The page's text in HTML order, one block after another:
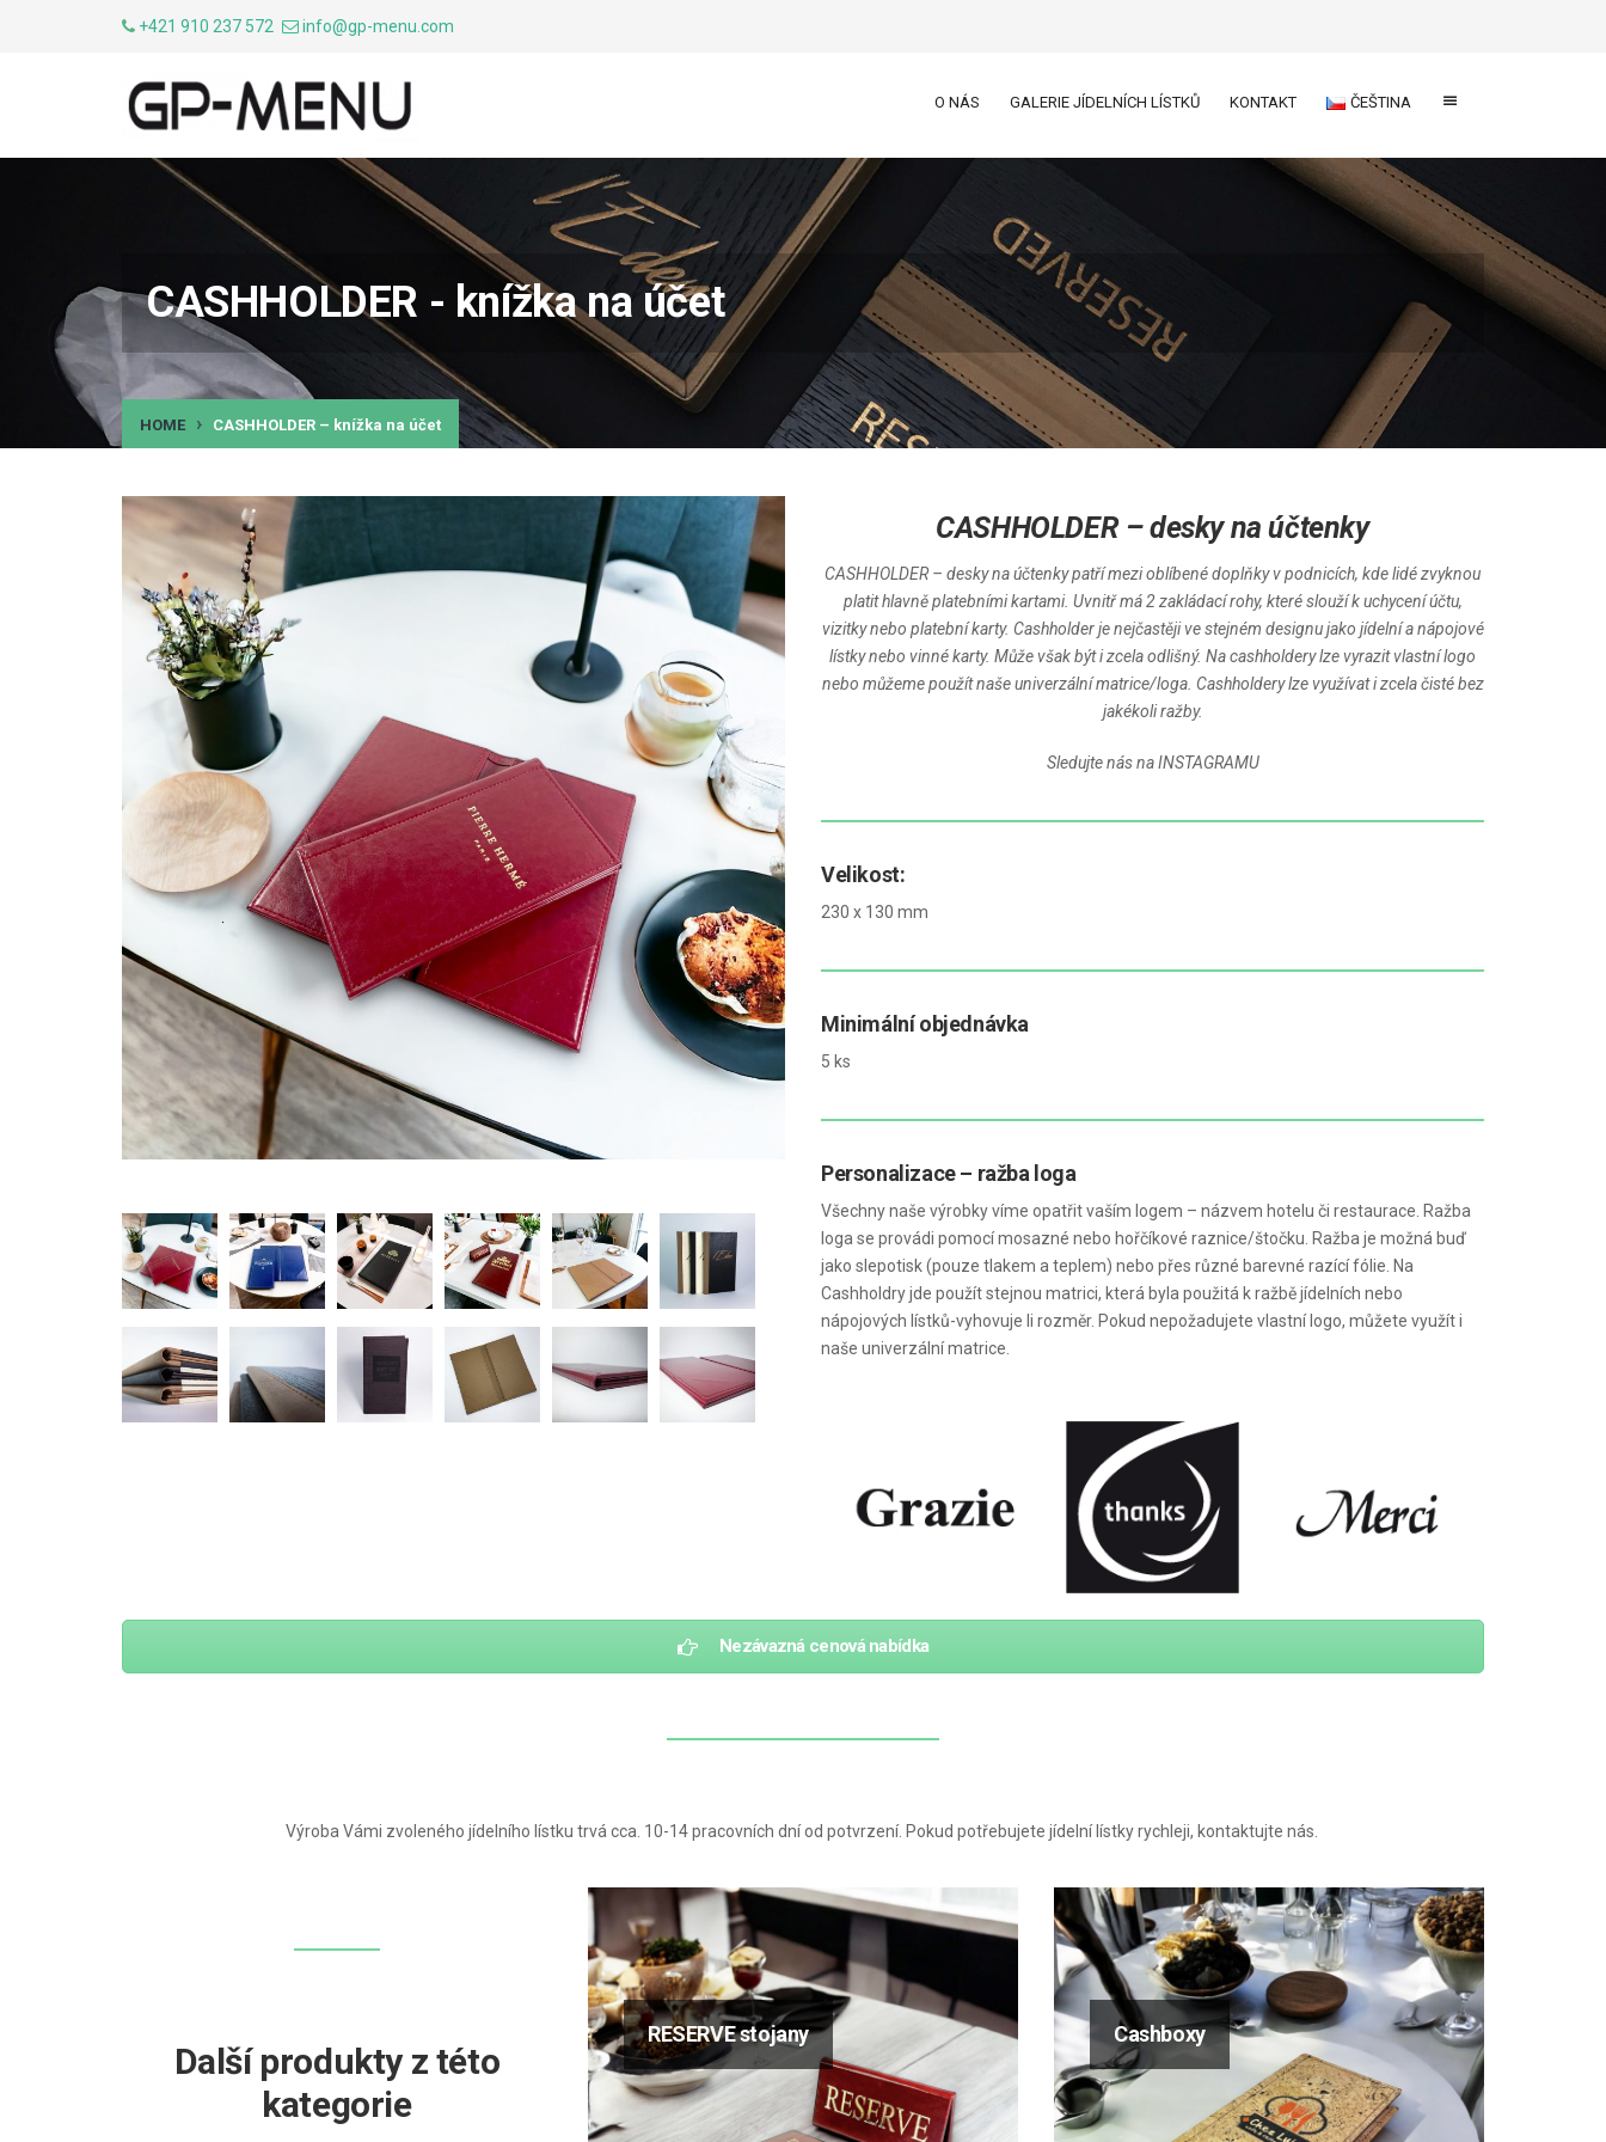
+421 910 237 572 info@gp-menu.com
O NÁS GALERIE JÍDELNÍCH LÍSTKŮ KONTAKT ČEŠTINA
CASHHOLDER - knížka na účet
HOME CASHHOLDER – knížka na účet
CASHHOLDER – desky na účtenky
CASHHOLDER – desky na účtenky patří mezi oblíbené doplňky v podnicích, kde lidé zvyknou
platit hlavně platebními kartami. Uvnitř má 2 zakládací rohy, které slouží k uchycení účtu,
vizitky nebo platební karty. Cashholder je nejčastěji ve stejném designu jako jídelní a nápojové
lístky nebo vinné karty. Může však být i zcela odlišný. Na cashholdery lze vyrazit vlastní logo
nebo můžeme použít naše univerzální matrice/loga. Cashholdery lze využívat i zcela čisté bez
jakékoli ražby.
Sledujte nás naINSTAGRAMU
Velikost:
230 x 130 mm
Minimální objednávka
5 ks
Personalizace – ražba loga
Všechny naše výrobky víme opatřit vaším logem – názvem hotelu či restaurace. Ražba
loga se provádi pomocí mosazné nebo hořčíkové raznice/štočku. Ražba je možná buď
jako slepotisk (pouze tlakem a teplem) nebo přes různé barevné razící fólie. Na
Cashholdry jde použít stejnou matrici, která byla použitá k ražbě jídelních nebo
nápojových lístků-vyhovuje li rozměr. Pokud nepožadujete vlastní logo, můžete využít i
naše univerzální matrice.
Nezávazná cenová nabídka
Výroba Vámi zvoleného jídelního lístku trvá cca. 10-14 pracovních dní od potvrzení. Pokud potřebujete jídelní lístky rychleji, kontaktujte nás.
Další produkty z této
kategorie
RESERVE stojany Cashboxy